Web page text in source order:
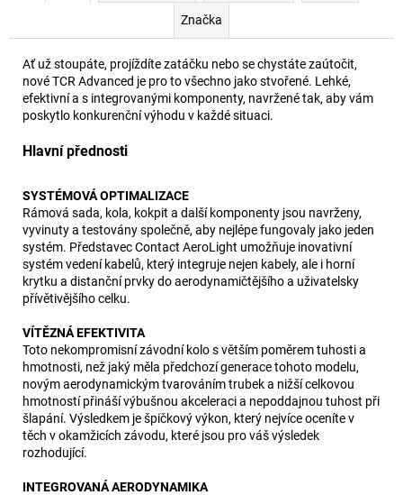
Značka
Ať už stoupáte, projíždíte zatáčku nebo se chystáte zaútočit,
nové TCR Advanced je pro to všechno jako stvořené. Lehké,
efektivní a s integrovanými komponenty, navržené tak, aby vám
poskytlo konkurenční výhodu v každé situaci.
Hlavní přednosti
SYSTÉMOVÁ OPTIMALIZACE
Rámová sada, kola, kokpit a další komponenty jsou navrženy,
vyvinuty a testovány společně, aby nejlépe fungovaly jako jeden
systém. Představec Contact AeroLight umožňuje inovativní
systém vedení kabelů, který integruje nejen kabely, ale i horní
krytku a distanční prvky do aerodynamičtějšího a uživatelsky
přívětivějšího celku.
VÍTĚZNÁ EFEKTIVITA
Toto nekompromisní závodní kolo s větším poměrem tuhosti a
hmotnosti, než jaký měla předchozí generace tohoto modelu,
novým aerodynamickým tvarováním trubek a nižší celkovou
hmotností přináší výbušnou akceleraci a nepoddajnou tuhost při
šlapání. Výsledkem je špičkový výkon, který nejvíce oceníte v
těch v okamžicích závodu, které jsou pro váš výsledek
rozhodující.
INTEGROVANÁ AERODYNAMIKA